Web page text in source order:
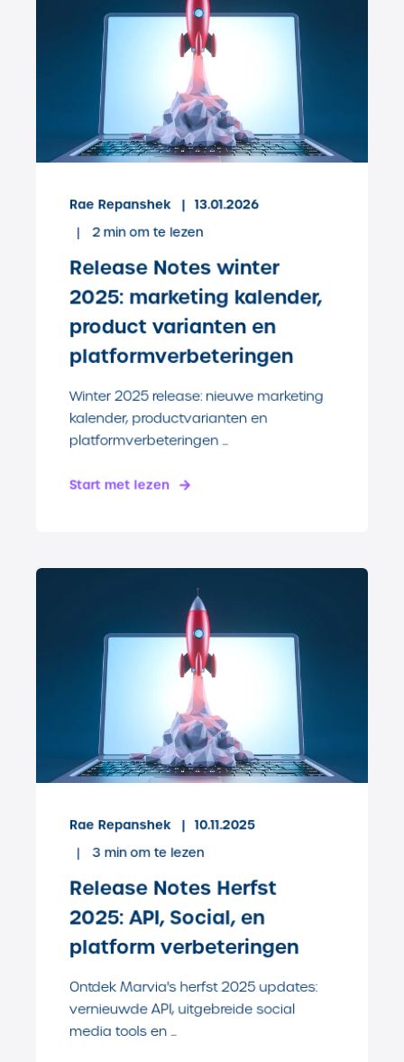
Rae Repanshek 13.01.2026
2 min om te lezen
Release Notes winter
2025: marketing kalender,
product varianten en
platformverbeteringen
Winter 2025 release: nieuwe marketing
kalender, productvarianten en
platformverbeteringen ...
Start met lezen
Rae Repanshek 10.11.2025
3 min om te lezen
Release Notes Herfst
2025: API, Social, en
platform verbeteringen
Ontdek Marvia's herfst 2025 updates:
vernieuwde API, uitgebreide social
media tools en ...